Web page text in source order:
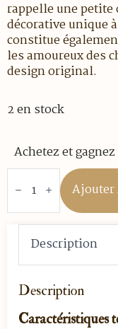
rappelle une petite
décorative unique
constitue
les amoureux des
design original.
2 en stock
Achetez et
quantité
TISANIERE
CATS"
de
Chine
Ajouter
Description
Caractéristiques